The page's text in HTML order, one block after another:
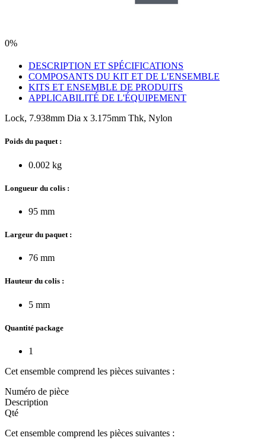
0%
DESCRIPTION ET SPÉCIFICATIONS
COMPOSANTS DU KIT ET DE L'ENSEMBLE
KITS ET ENSEMBLE DE PRODUITS
APPLICABILITÉ DE L'ÉQUIPEMENT
Lock, 7.938mm Dia x 3.175mm Thk, Nylon
Poids du paquet :
0.002 kg
Longueur du colis :
95 mm
Largeur du paquet :
76 mm
Hauteur du colis :
5 mm
Quantité package
1
Cet ensemble comprend les pièces suivantes :
Numéro de pièce
Description
Qté
Cet ensemble comprend les pièces suivantes :